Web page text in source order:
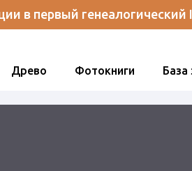
в первый генеалогический
Древо Фотокниги База